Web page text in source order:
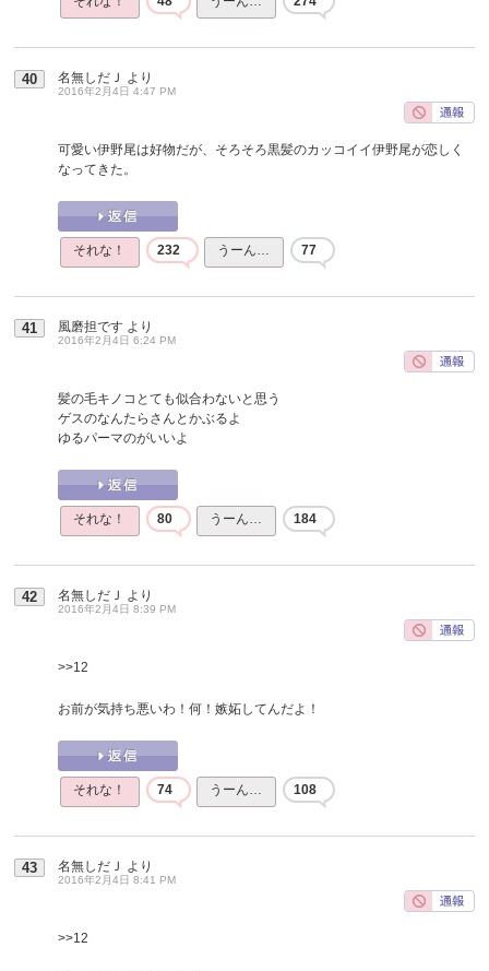
40 名無しだＪ より
2016年2月4日 4:47 PM
可愛い伊野尾は好物だが、そろそろ黒髪のカッコイイ伊野尾が恋しく
なってきた。
それな！ 232 うーん… 77
41 風磨担です より
2016年2月4日 6:24 PM
髪の毛キノコとても似合わないと思う
ゲスのなんたらさんとかぶるよ
ゆるパーマのがいいよ
それな！ 80 うーん… 184
42 名無しだＪ より
2016年2月4日 8:39 PM
>>12
お前が気持ち悪いわ！何！嫉妬してんだよ！
それな！ 74 うーん… 108
43 名無しだＪ より
2016年2月4日 8:41 PM
>>12